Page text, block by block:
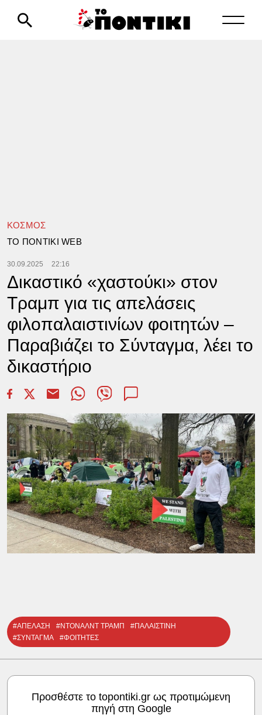
ΚΟΣΜΟΣ
TΟ ΠΟΝΤΙΚΙ WEB
30.09.2025 22:16
Δικαστικό «χαστούκι» στον
Τραμπ για τις απελάσεις
φιλοπαλαιστινίων φοιτητών –
Παραβιάζει το Σύνταγμα, λέει το
δικαστήριο
#ΑΠΕΛΑΣΗ #ΝΤΟΝΑΛΝΤ ΤΡΑΜΠ
#ΠΑΛΑΙΣΤΙΝΗ
#ΣΥΝΤΑΓΜΑ
#ΦΟΙΤΗΤΕΣ
Προσθέστε το topontiki.gr ως προτιμώμενη
πηγή στη Google